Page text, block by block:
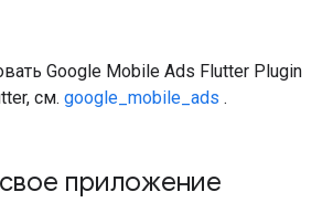
Google Mobile Ads Flutter Plugin
см. google_mobile_ads .
приложение